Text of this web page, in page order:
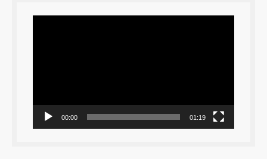
00:00 01:19